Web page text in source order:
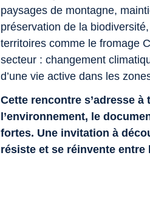
paysages de montagne,
préservation de la
territoires comme le fromage
secteur : changement
d’une vie active dans les
Cette rencontre s’adresse
l’environnement, le
fortes. Une invitation à
résiste et se réinvente